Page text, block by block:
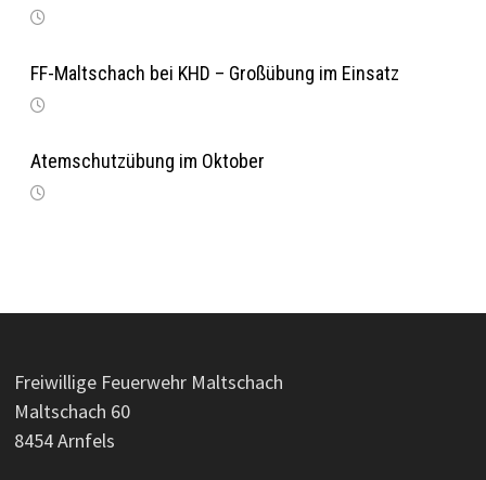
FF-Maltschach bei KHD – Großübung im Einsatz
Atemschutzübung im Oktober
Freiwillige Feuerwehr Maltschach
Maltschach 60
8454 Arnfels